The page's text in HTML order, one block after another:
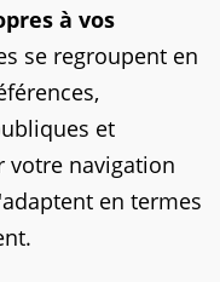
à vos
se regroupent en
et
votre navigation
en termes